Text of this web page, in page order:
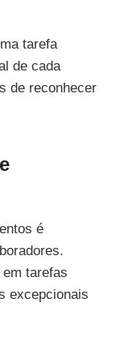
tarefa
de cada
de reconhecer
é
tarefas
excepcionais